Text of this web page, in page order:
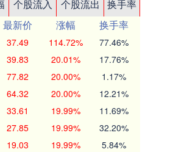
个股流入 个股流出
换手率
最新价 涨幅
换手率
37.49 114.72% 77.46%
39.83 20.01% 17.76%
77.82 20.00% 1.17%
64.32 20.00% 12.21%
33.61 19.99% 11.69%
27.85 19.99% 32.20%
19.03 19.99% 5.84%